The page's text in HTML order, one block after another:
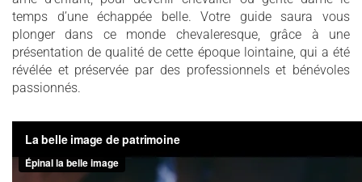
temps d’une échappée belle. Votre guide saura vous
plonger dans ce monde chevaleresque, grâce à une
présentation de qualité de cette époque lointaine, qui a été
révélée et préservée par des professionnels et bénévoles
passionnés.